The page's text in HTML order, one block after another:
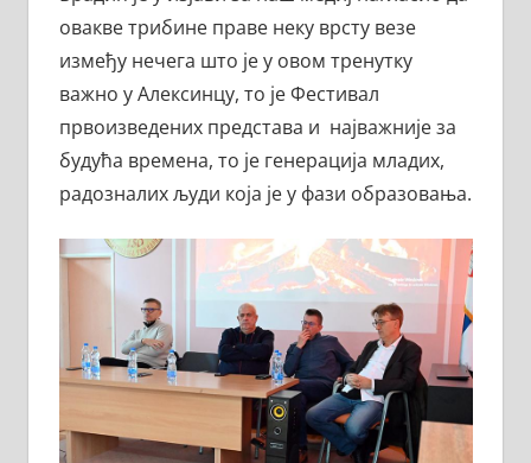
овакве трибине праве неку врсту везе
између нечега што је у овом тренутку
важно у Алексинцу, то је Фестивал
првоизведених представа и најважније за
будућа времена, то је генерација младих,
радозналих људи која је у фази образовања.